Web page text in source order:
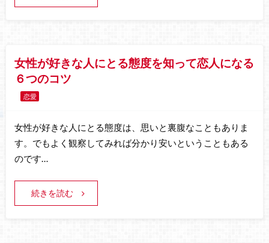
女性が好きな人にとる態度を知って恋人になる
６つのコツ
恋愛
女性が好きな人にとる態度は、思いと裏腹なこともありま
す。でもよく観察してみれば分かり安いということもある
のです…
続きを読む